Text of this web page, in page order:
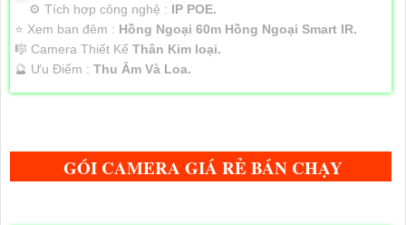
⚙ Tích hợp công nghệ : IP POE.
⭐ Xem ban đêm : Hồng Ngoại 60m Hồng Ngoại Smart IR.
🎼️ Camera Thiết Kế Thân Kim loại.
️🔮 Ưu Điểm : Thu Âm Và Loa.
GÓI CAMERA GIÁ RẺ BÁN CHẠY